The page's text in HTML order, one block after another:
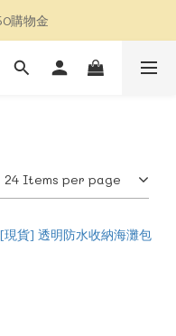
購物金
購物金
免運
24 Items per page